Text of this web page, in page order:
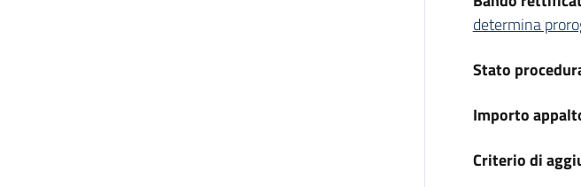
determina
Stato
Importo
Criterio di